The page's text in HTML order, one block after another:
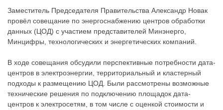
Заместитель Председателя Правительства Александр Новак
провёл совещание по энергоснабжению центров обработки
данных (ЦОД) с участием представителей Минэнерго,
Минцифры, технологических и энергетических компаний.
В ходе совещания обсудили перспективные потребности дата-
центров в электроэнергии, территориальный и кластерный
подходы к размещению ЦОД. Были рассмотрены возможные
технические решения по подключению площадок дата-
центров к электросетям, в том числе с оценкой стоимости и